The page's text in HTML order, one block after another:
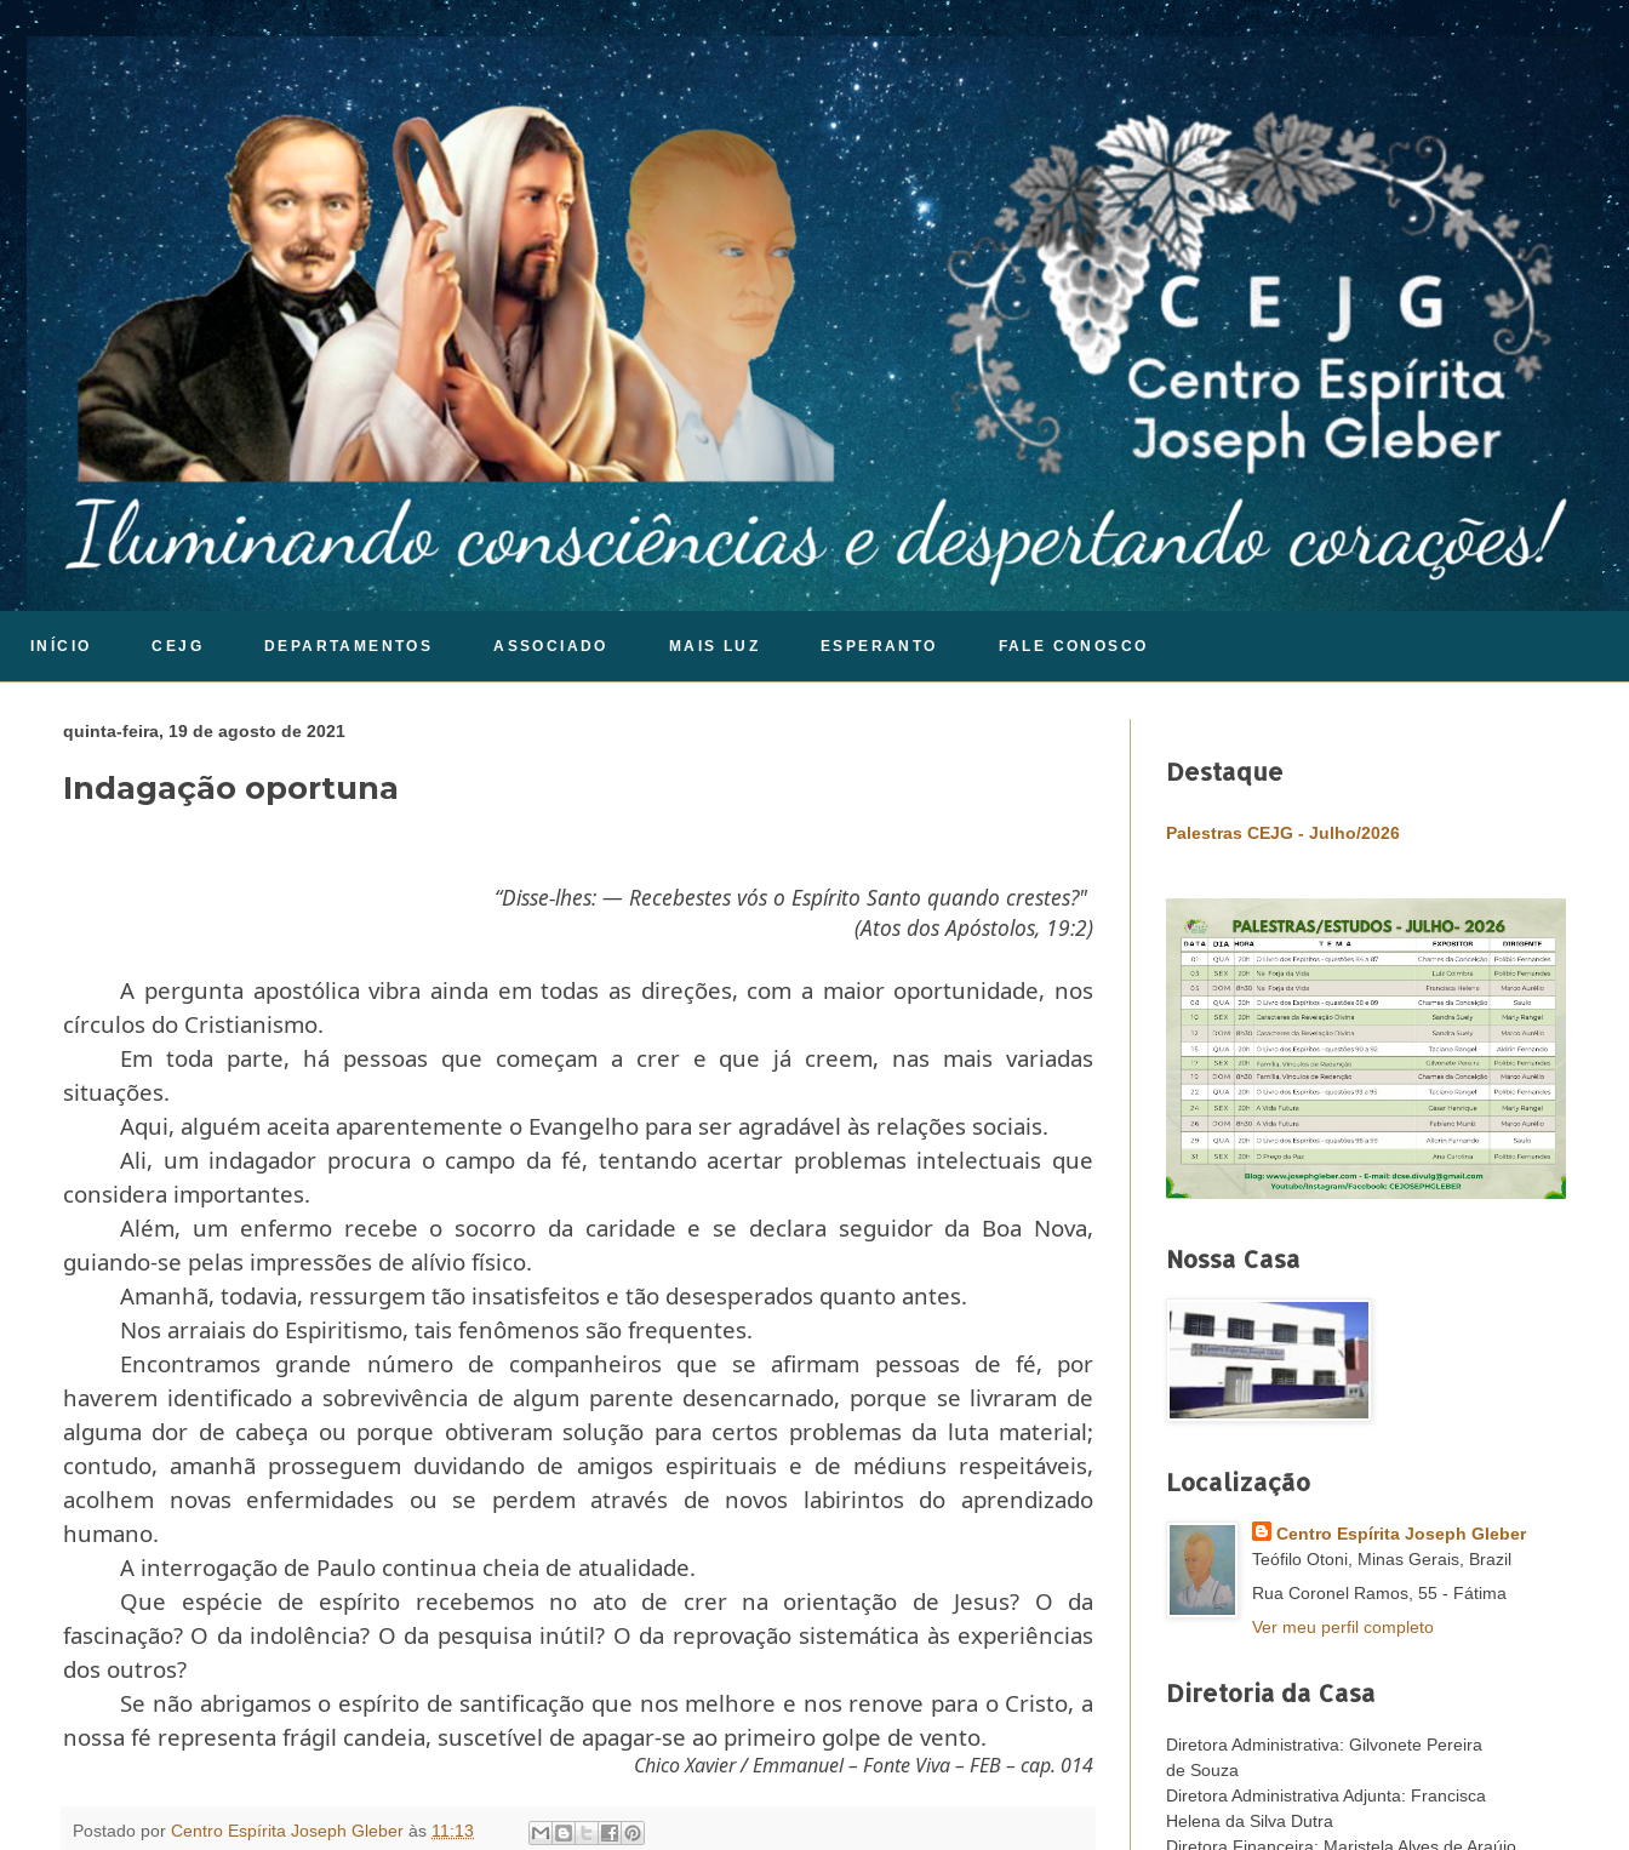
INÍCIO CEJG DEPARTAMENTOS ASSOCIADO MAIS LUZ ESPERANTO FALE CONOSCO
quinta-feira, 19 de agosto de 2021
Indagação oportuna
“Disse-lhes: — Recebestes vós o Espírito Santo quando crestes?"
(Atos dos Apóstolos, 19:2)
A pergunta apostólica vibra ainda em todas as direções, com a maior oportunidade, nos
círculos do Cristianismo.
Em toda parte, há pessoas que começam a crer e que já creem, nas mais variadas
situações.
Aqui, alguém aceita aparentemente o Evangelho para ser agradável às relações sociais.
Ali, um indagador procura o campo da fé, tentando acertar problemas intelectuais que
considera importantes.
Além, um enfermo recebe o socorro da caridade e se declara seguidor da Boa Nova,
guiando-se pelas impressões de alívio físico.
Amanhã, todavia, ressurgem tão insatisfeitos e tão desesperados quanto antes.
Nos arraiais do Espiritismo, tais fenômenos são frequentes.
Encontramos grande número de companheiros que se afirmam pessoas de fé, por
haverem identificado a sobrevivência de algum parente desencarnado, porque se livraram de
alguma dor de cabeça ou porque obtiveram solução para certos problemas da luta material;
contudo, amanhã prosseguem duvidando de amigos espirituais e de médiuns respeitáveis,
acolhem novas enfermidades ou se perdem através de novos labirintos do aprendizado
humano.
A interrogação de Paulo continua cheia de atualidade.
Que espécie de espírito recebemos no ato de crer na orientação de Jesus? O da
fascinação? O da indolência? O da pesquisa inútil? O da reprovação sistemática às experiências
dos outros?
Se não abrigamos o espírito de santificação que nos melhore e nos renove para o Cristo, a
nossa fé representa frágil candeia, suscetível de apagar-se ao primeiro golpe de vento.
Chico Xavier / Emmanuel – Fonte Viva – FEB – cap. 014
Postado por Centro Espírita Joseph Gleber às 11:13
Destaque
Palestras CEJG - Julho/2026
Nossa Casa
Localização
Centro Espírita Joseph Gleber
Teófilo Otoni, Minas Gerais, Brazil
Rua Coronel Ramos, 55 - Fátima
Ver meu perfil completo
Diretoria da Casa
Diretora Administrativa: Gilvonete Pereira
de Souza
Diretora Administrativa Adjunta: Francisca
Helena da Silva Dutra